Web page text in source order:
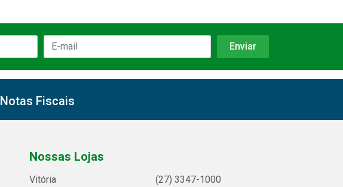
Notas Fiscais
Nossas Lojas
Vitória
(27) 3347-1000